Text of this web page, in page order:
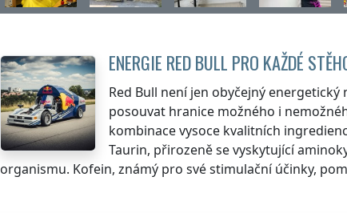
ENERGIE RED BULL PRO KAŽDÉ
Red Bull není jen obyčejný
posouvat hranice možného i
kombinace vysoce kvalitních
Taurin, přirozeně se vyskytující
organismu. Kofein, známý pro své stimulační účinky,